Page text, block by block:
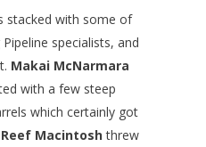
stacked with some of
specialists, and
Makai McNarmara
with a few steep
which certainly got
Reef Macintoshthrew